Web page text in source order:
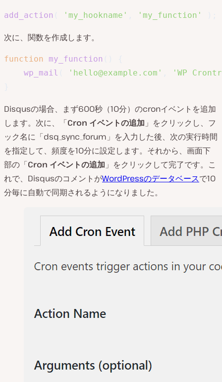
add_action 'my_hookname' 'my_function'
次に、関数を作成します。
function my_function
wp_mail
'hello@example.com'
'WP
Disqusの場合、まず600秒（10分）のcronイベントを追加
します。次に、「Cron イベントの追加 」をクリックし、フ
ック名に「dsq_sync_forum」を入力した後、次の実行時間
を指定して、頻度を10分に設定します。それから、画面下
部の「Cron イベントの追加 」をクリックして完了です。こ
れで、DisqusのコメントがWordPressのデータベースで10
分毎に自動で同期されるようになりました。